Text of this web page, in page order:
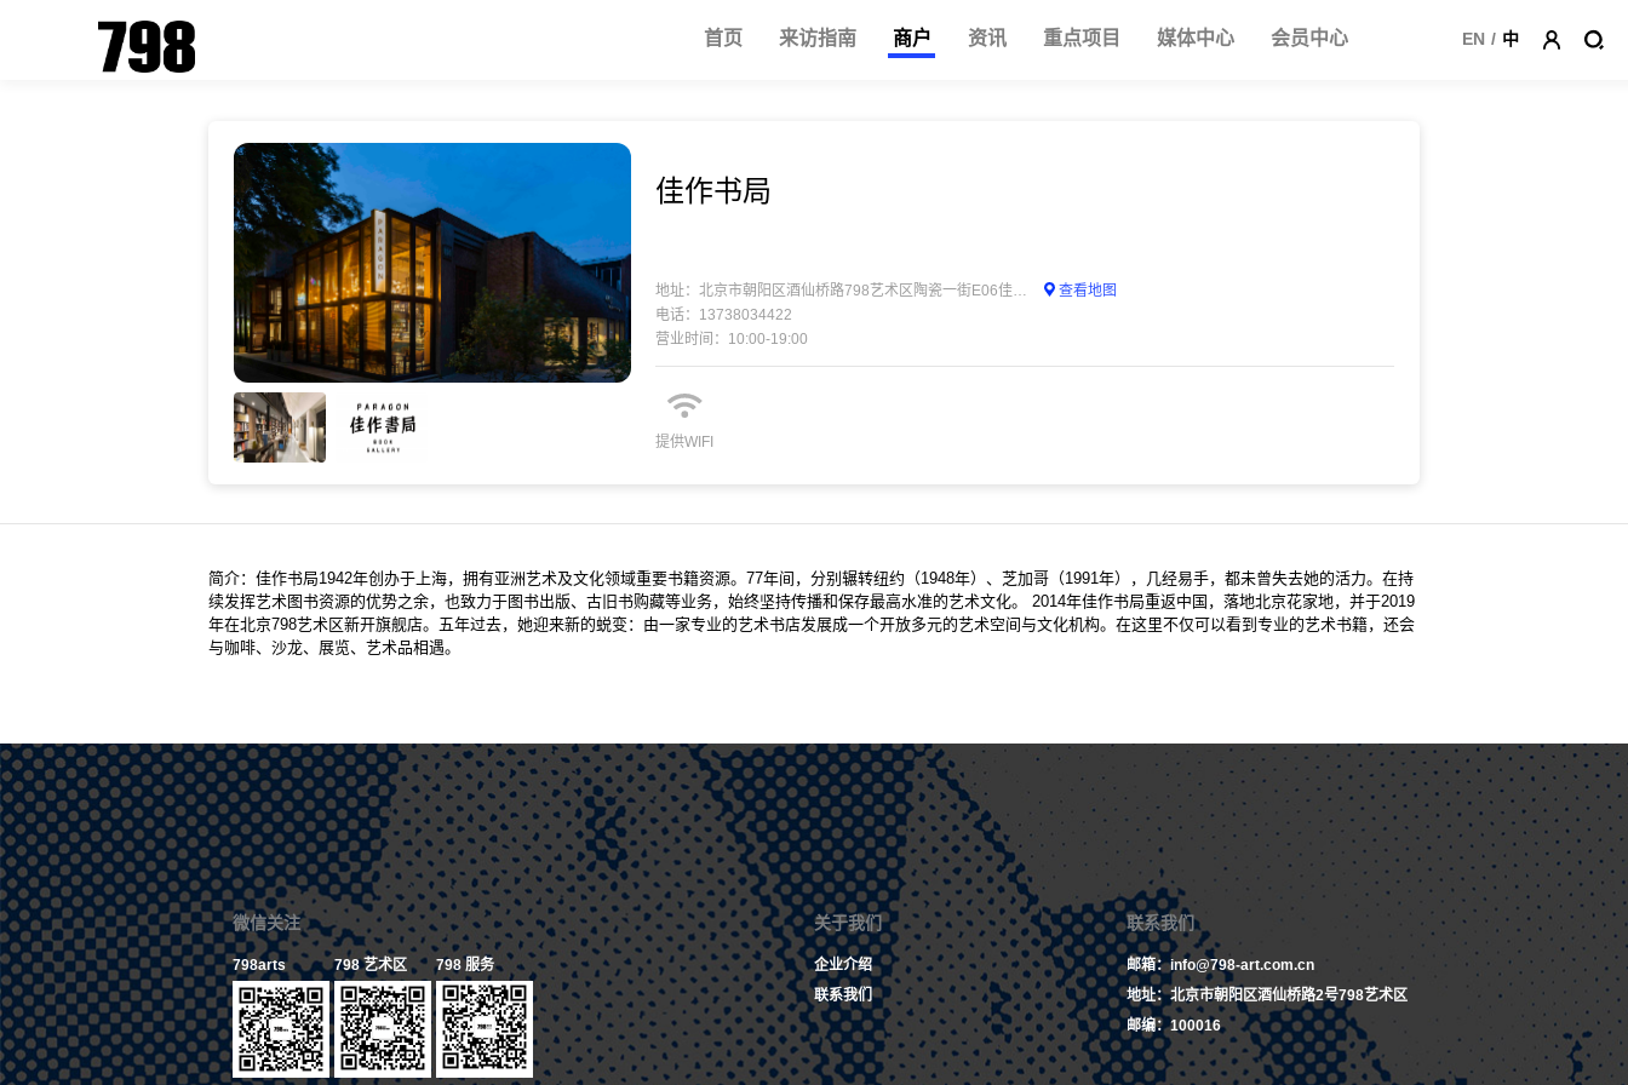
首页 来访指南 商户 资讯 重点项目 媒体中心 会员中心 EN / 中
佳作书局
地址：北京市朝阳区酒仙桥路798艺术区陶瓷一街E06佳作书局
查看地图
电话：13738034422
营业时间：10:00-19:00
提供WIFI
简介：佳作书局1942年创办于上海，拥有亚洲艺术及文化领域重要书籍资源。77年间，分别辗转纽约（1948年）、芝加哥（1991年），几经易手，都未曾失去她的活力。在持
续发挥艺术图书资源的优势之余，也致力于图书出版、古旧书购藏等业务，始终坚持传播和保存最高水准的艺术文化。 2014年佳作书局重返中国，落地北京花家地，并于2019
年在北京798艺术区新开旗舰店。五年过去，她迎来新的蜕变：由一家专业的艺术书店发展成一个开放多元的艺术空间与文化机构。在这里不仅可以看到专业的艺术书籍，还会
与咖啡、沙龙、展览、艺术品相遇。
微信关注
798arts 798 艺术区 798 服务
关于我们
企业介绍
联系我们
联系我们
邮箱：info@798-art.com.cn
地址：北京市朝阳区酒仙桥路2号798艺术区
邮编：100016